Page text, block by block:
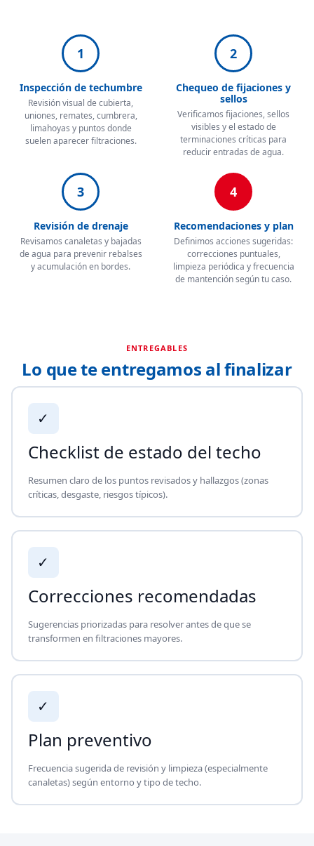
1
Inspección de techumbre
Revisión visual de cubierta,
uniones, remates, cumbrera,
limahoyas y puntos donde
suelen aparecer filtraciones.
2
Chequeo de fijaciones y
sellos
Verificamos fijaciones, sellos
visibles y el estado de
terminaciones críticas para
reducir entradas de agua.
3
Revisión de drenaje
Revisamos canaletas y bajadas
de agua para prevenir rebalses
y acumulación en bordes.
4
Recomendaciones y plan
Definimos acciones sugeridas:
correcciones puntuales,
limpieza periódica y frecuencia
de mantención según tu caso.
ENTREGABLES
Lo que te entregamos al finalizar
✓
Checklist de estado del techo
Resumen claro de los puntos revisados y hallazgos (zonas
críticas, desgaste, riesgos típicos).
✓
Correcciones recomendadas
Sugerencias priorizadas para resolver antes de que se
transformen en filtraciones mayores.
✓
Plan preventivo
Frecuencia sugerida de revisión y limpieza (especialmente
canaletas) según entorno y tipo de techo.